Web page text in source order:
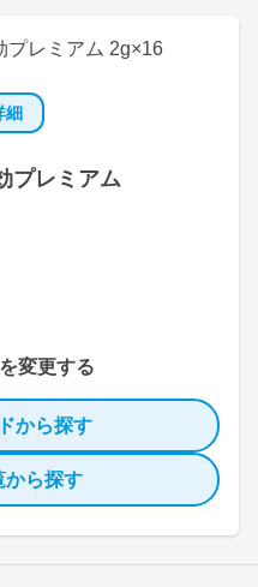
細
プレミアム
変更する
から探す
から探す